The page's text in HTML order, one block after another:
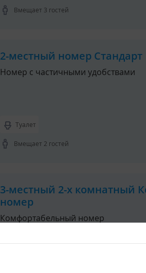
Вмещает 3 гостей
2-местный номер Стандарт
Номер с частичными удобствами
Туалет
Вмещает 2 гостей
3-местный 2-х комнатный
номер
Комфортабельный номер